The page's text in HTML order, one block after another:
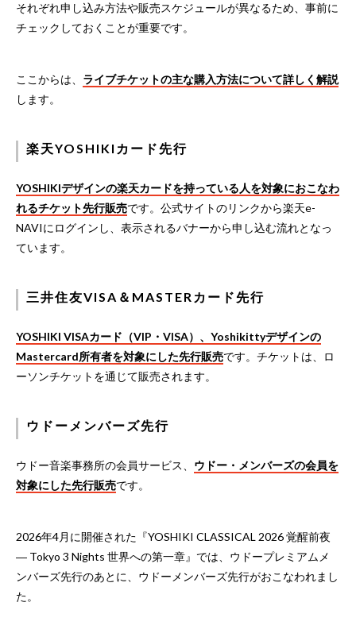
それぞれ申し込み方法や販売スケジュールが異なるため、事前に
チェックしておくことが重要です。
ここからは、 ライブチケットの主な購入方法について詳しく解説
します。
楽天YOSHIKIカード先行
YOSHIKIデザインの楽天カードを持っている人を対象におこなわ
れるチケット先行販売です。公式サイトのリンクから楽天e-
NAVIにログインし、表示されるバナーから申し込む流れとなっ
ています。
三井住友VISA＆MASTERカード先行
YOSHIKI VISAカード（VIP・VISA）、Yoshikittyデザインの
Mastercard所有者を対象にした先行販売です。チケットは、ロ
ーソンチケットを通じて販売されます。
ウドーメンバーズ先行
ウドー音楽事務所の会員サービス、 ウドー・メンバーズの会員を
対象にした先行販売です。
2026年4月に開催された『YOSHIKI CLASSICAL 2026 覚醒前夜
― Tokyo 3 Nights 世界への第一章』では、ウドープレミアムメ
ンバーズ先行のあとに、ウドーメンバーズ先行がおこなわれまし
た。